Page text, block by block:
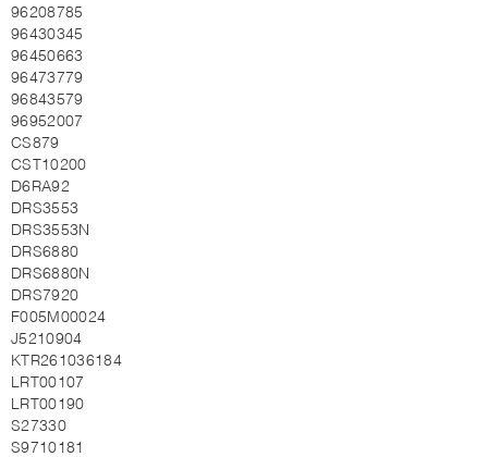
96208785
96430345
96450663
96473779
96843579
96952007
CS879
CST10200
D6RA92
DRS3553
DRS3553N
DRS6880
DRS6880N
DRS7920
F005M00024
J5210904
KTR261036184
LRT00107
LRT00190
S27330
S9710181